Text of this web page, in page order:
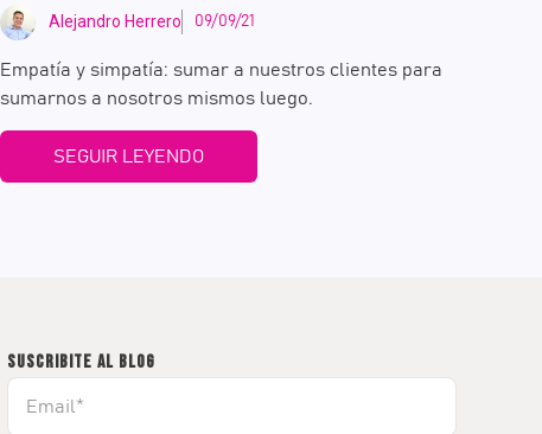
Alejandro Herrero 09/09/21
Empatía y simpatía: sumar a nuestros clientes para
sumarnos a nosotros mismos luego.
SEGUIR LEYENDO
SUSCRIBITE AL BLOG